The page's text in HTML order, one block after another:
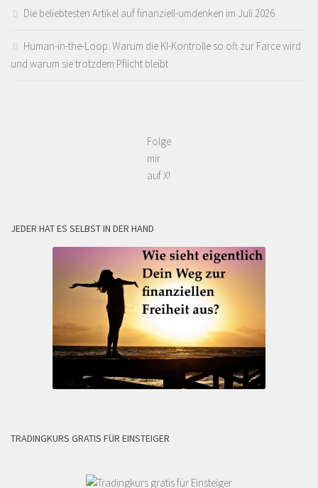
Die beliebtesten Artikel auf finanziell-umdenken im Juli 2026
Human-in-the-Loop: Warum die KI-Kontrolle so oft zur Farce wird
und warum sie trotzdem Pflicht bleibt
Folge
mir
auf X!
JEDER HAT ES SELBST IN DER HAND
TRADINGKURS GRATIS FÜR EINSTEIGER